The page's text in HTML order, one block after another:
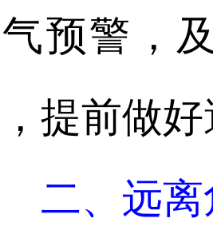
预警，
提前做
二、远